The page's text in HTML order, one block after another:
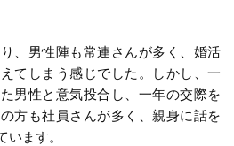
、男性陣も常連さんが多く、婚活
てしまう感じでした。しかし、一
男性と意気投合し、一年の交際を
方も社員さんが多く、親身に話を
います。